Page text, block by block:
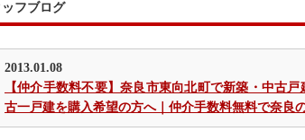
ッフブログ
2013.01.08
【仲介手数料不要】奈良市東向北町で新築・中古
古一戸建を購入希望の方へ｜仲介手数料無料で奈良